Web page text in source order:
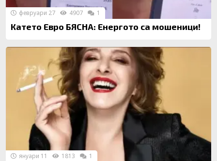
Катето Евро БЯСНА: Енергото са мошеници!
февруари 27 4907 1
януари 11 1813 1